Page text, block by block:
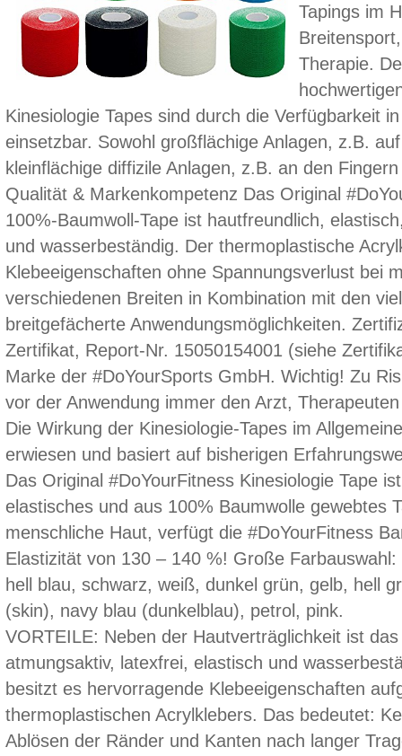
Tapings im
Therapie.
Kinesiologie Tapes sind durch die Verfügbarkeit
einsetzbar. Sowohl großflächige Anlagen, z.B.
kleinflächige diffizile Anlagen, z.B. an den
Qualität & Markenkompetenz Das Original
100%-Baumwoll-Tape ist hautfreundlich,
und wasserbeständig. Der thermoplastische
Klebeeigenschaften ohne Spannungsverlust bei
verschiedenen Breiten in Kombination mit den
breitgefächerte Anwendungsmöglichkeiten.
Zertifikat, Report-Nr. 15050154001 (siehe
Marke der #DoYourSports GmbH. Wichtig! Zu
vor der Anwendung immer den Arzt,
Die Wirkung der Kinesiologie-Tapes im
erwiesen und basiert auf bisherigen
Das Original #DoYourFitness Kinesiologie Tape
elastisches und aus 100% Baumwolle gewebtes
menschliche Haut, verfügt die #DoYourFitness
Elastizität von 130 – 140 %! Große
hell blau, schwarz, weiß, dunkel grün, gelb, hell
(skin), navy blau (dunkelblau), petrol, pink.
VORTEILE: Neben der Hautverträglichkeit ist
atmungsaktiv, latexfrei, elastisch und
besitzt es hervorragende Klebeeigenschaften
thermoplastischen Acrylklebers. Das bedeutet:
Ablösen der Ränder und Kanten nach langer